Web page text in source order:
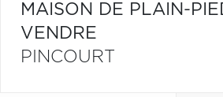
MAISON DE PLAIN-
VENDRE
PINCOURT